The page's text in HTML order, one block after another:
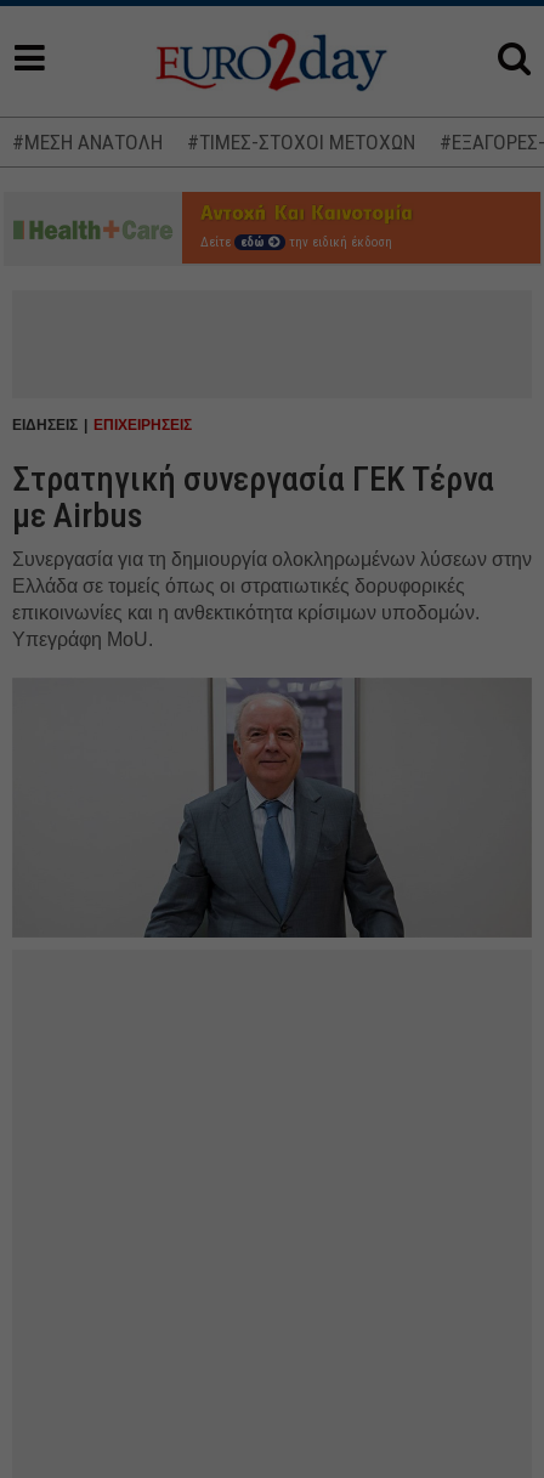
#ΜΕΣΗ ΑΝΑΤΟΛΗ #ΤΙΜΕΣ-ΣΤΟΧΟΙ ΜΕΤΟΧΩΝ
Δείτε εδώ την ειδική έκδοση
ΕΙΔΗΣΕΙΣ ΕΠΙΧΕΙΡΗΣΕΙΣ
Στρατηγική συνεργασία ΓΕΚ Τέρνα
με Airbus
Συνεργασία για τη δημιουργία ολοκληρωμένων λύσεων στην
Ελλάδα σε τομείς όπως οι στρατιωτικές δορυφορικές
επικοινωνίες και η ανθεκτικότητα κρίσιμων υποδομών.
Υπεγράφη MoU.